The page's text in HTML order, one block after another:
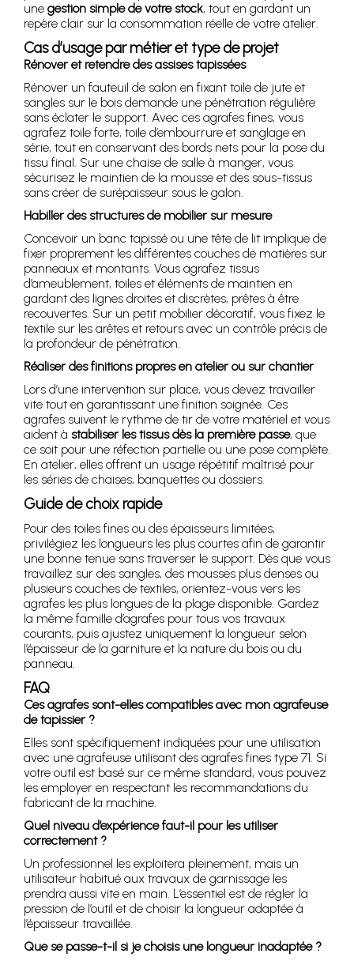
une gestion simple de votre stock, tout en gardant un
repère clair sur la consommation réelle de votre atelier.
Cas d’usage par métier et type de projet
Rénover et retendre des assises tapissées
Rénover un fauteuil de salon en fixant toile de jute et
sangles sur le bois demande une pénétration régulière
sans éclater le support. Avec ces agrafes fines, vous
agrafez toile forte, toile d’embourrure et sanglage en
série, tout en conservant des bords nets pour la pose du
tissu final. Sur une chaise de salle à manger, vous
sécurisez le maintien de la mousse et des sous-tissus
sans créer de surépaisseur sous le galon.
Habiller des structures de mobilier sur mesure
Concevoir un banc tapissé ou une tête de lit implique de
fixer proprement les différentes couches de matières sur
panneaux et montants. Vous agrafez tissus
d’ameublement, toiles et éléments de maintien en
gardant des lignes droites et discrètes, prêtes à être
recouvertes. Sur un petit mobilier décoratif, vous fixez le
textile sur les arêtes et retours avec un contrôle précis de
la profondeur de pénétration.
Réaliser des finitions propres en atelier ou sur chantier
Lors d’une intervention sur place, vous devez travailler
vite tout en garantissant une finition soignée. Ces
agrafes suivent le rythme de tir de votre matériel et vous
aident à stabiliser les tissus dès la première passe, que
ce soit pour une réfection partielle ou une pose complète.
En atelier, elles offrent un usage répétitif maîtrisé pour
les séries de chaises, banquettes ou dossiers.
Guide de choix rapide
Pour des toiles fines ou des épaisseurs limitées,
privilégiez les longueurs les plus courtes afin de garantir
une bonne tenue sans traverser le support. Dès que vous
travaillez sur des sangles, des mousses plus denses ou
plusieurs couches de textiles, orientez-vous vers les
agrafes les plus longues de la plage disponible. Gardez
la même famille d’agrafes pour tous vos travaux
courants, puis ajustez uniquement la longueur selon
l’épaisseur de la garniture et la nature du bois ou du
panneau.
FAQ
Ces agrafes sont-elles compatibles avec mon agrafeuse
de tapissier ?
Elles sont spécifiquement indiquées pour une utilisation
avec une agrafeuse utilisant des agrafes fines type 71. Si
votre outil est basé sur ce même standard, vous pouvez
les employer en respectant les recommandations du
fabricant de la machine.
Quel niveau d’expérience faut-il pour les utiliser
correctement ?
Un professionnel les exploitera pleinement, mais un
utilisateur habitué aux travaux de garnissage les
prendra aussi vite en main. L’essentiel est de régler la
pression de l’outil et de choisir la longueur adaptée à
l’épaisseur travaillée.
Que se passe-t-il si je choisis une longueur inadaptée ?